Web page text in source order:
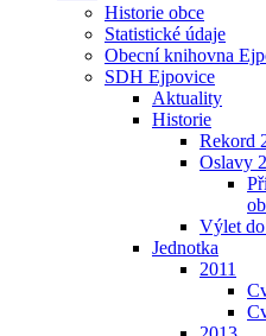
Historie obce
Statistické údaje
Obecní knihovna
SDH Ejpovice
Aktuality
Historie
Rekord
Oslavy
Výlet
Jednotka
2011